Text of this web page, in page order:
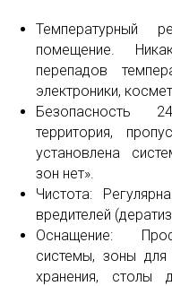
Температурный
помещение.
перепадов
электроники,
Безопасность
территория,
установлена
зон нет».
Чистота:
вредителей
Оснащение:
системы, зоны для
хранения, столы